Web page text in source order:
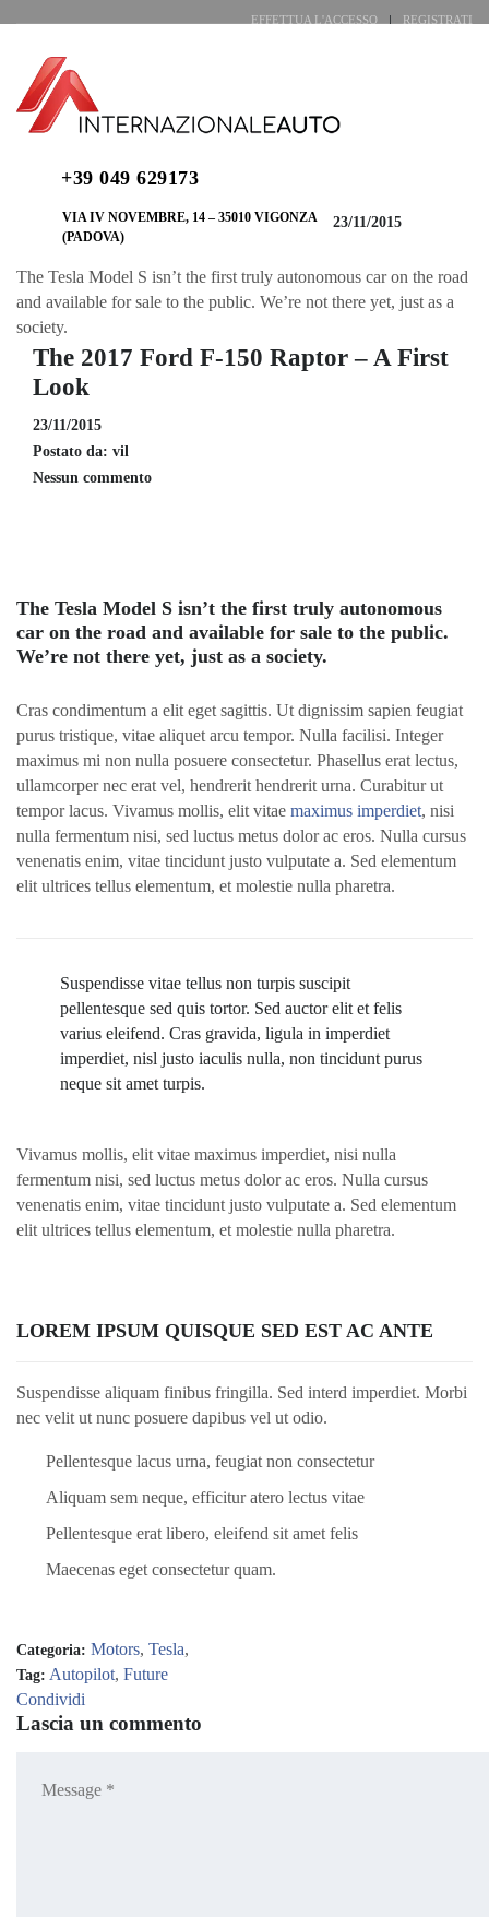
EFFETTUA L'ACCESSO
REGISTRATI
+39 049 629173
VIA IV NOVEMBRE, 14 – 35010 VIGONZA
(PADOVA)
23/11/2015
The Tesla Model S isn’t the first truly autonomous car on the road
and available for sale to the public. We’re not there yet, just as a
society.
The 2017 Ford F-150 Raptor – A First
Look
23/11/2015
Postato da: vil
Nessun commento
The Tesla Model S isn’t the first truly autonomous
car on the road and available for sale to the public.
We’re not there yet, just as a society.
Cras condimentum a elit eget sagittis. Ut dignissim sapien feugiat
purus tristique, vitae aliquet arcu tempor. Nulla facilisi. Integer
maximus mi non nulla posuere consectetur. Phasellus erat lectus,
ullamcorper nec erat vel, hendrerit hendrerit urna. Curabitur ut
tempor lacus. Vivamus mollis, elit vitae maximus imperdiet, nisi
nulla fermentum nisi, sed luctus metus dolor ac eros. Nulla cursus
venenatis enim, vitae tincidunt justo vulputate a. Sed elementum
elit ultrices tellus elementum, et molestie nulla pharetra.
Suspendisse vitae tellus non turpis suscipit
pellentesque sed quis tortor. Sed auctor elit et felis
varius eleifend. Cras gravida, ligula in imperdiet
imperdiet, nisl justo iaculis nulla, non tincidunt purus
neque sit amet turpis.
Vivamus mollis, elit vitae maximus imperdiet, nisi nulla
fermentum nisi, sed luctus metus dolor ac eros. Nulla cursus
venenatis enim, vitae tincidunt justo vulputate a. Sed elementum
elit ultrices tellus elementum, et molestie nulla pharetra.
LOREM IPSUM QUISQUE SED EST AC ANTE
Suspendisse aliquam finibus fringilla. Sed interd imperdiet. Morbi
nec velit ut nunc posuere dapibus vel ut odio.
Pellentesque lacus urna, feugiat non consectetur
Aliquam sem neque, efficitur atero lectus vitae
Pellentesque erat libero, eleifend sit amet felis
Maecenas eget consectetur quam.
Categoria: Motors, Tesla,
Tag: Autopilot, Future
Condividi
Lascia un commento